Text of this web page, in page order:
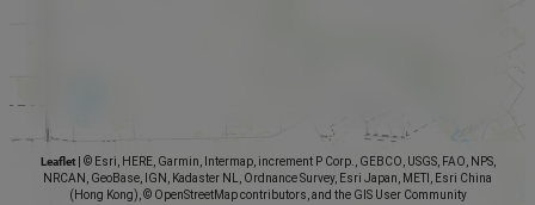
Leaflet
© Esri, HERE, Garmin, Intermap, increment P Corp., GEBCO, USGS, FAO, NPS,
NRCAN, GeoBase, IGN, Kadaster NL, Ordnance Survey, Esri Japan, METI, Esri China
(Hong Kong), © OpenStreetMap contributors, and the GIS User Community